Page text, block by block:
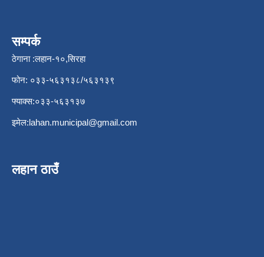
सम्पर्क
ठेगाना :लहान-१०,सिरहा
फोन: ०३३-५६३१३८/५६३१३९
फ्याक्स:०३३-५६३१३७
इमेल:lahan.municipal@gmail.com
लहान ठाउँ